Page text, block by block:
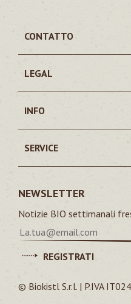
CONTATTO
LEGAL
INFO
SERVICE
NEWSLETTER
Notizie BIO settimanali
REGISTRATI
© Biokistl S.r.l. | P.IVA